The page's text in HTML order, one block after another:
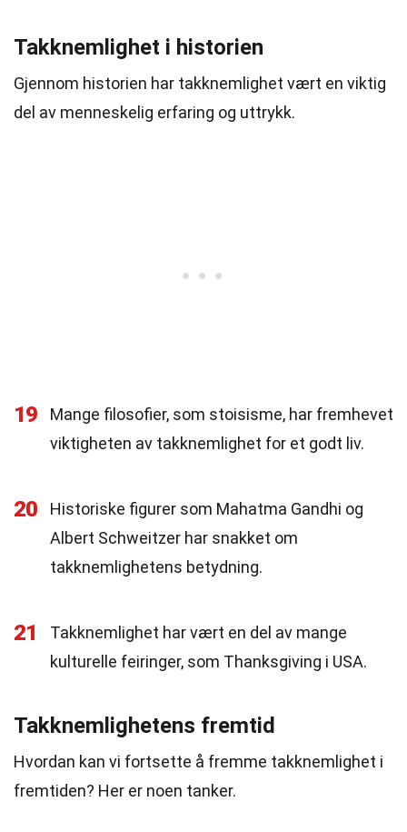
Takknemlighet i historien
Gjennom historien har takknemlighet vært en viktig
del av menneskelig erfaring og uttrykk.
19
Mange filosofier, som stoisisme, har fremhevet
viktigheten av takknemlighet for et godt liv.
20
Historiske figurer som Mahatma Gandhi og
Albert Schweitzer har snakket om
takknemlighetens betydning.
21
Takknemlighet har vært en del av mange
kulturelle feiringer, som Thanksgiving i USA.
Takknemlighetens fremtid
Hvordan kan vi fortsette å fremme takknemlighet i
fremtiden? Her er noen tanker.